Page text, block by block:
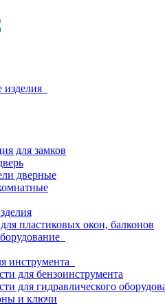
изделия
для замков
дверные
пластиковых окон, балконов
инструмента
для бензоинструмента
для гидравлического
и ключи